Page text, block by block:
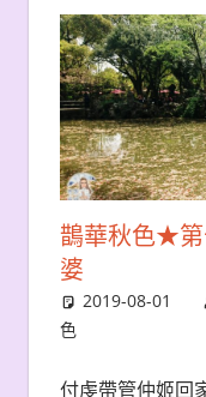
鵲華秋色★第
婆
2019-08-01
色
付虔帶管仲姬回